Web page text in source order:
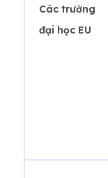
Các trường
đại học EU